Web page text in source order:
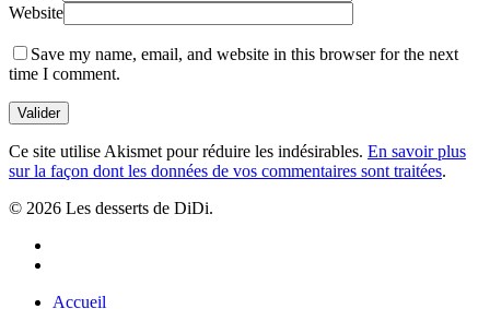
Website
Save my name, email, and website in this browser for the next
time I comment.
Ce site utilise Akismet pour réduire les indésirables. En savoir plus
sur la façon dont les données de vos commentaires sont traitées.
© 2026 Les desserts de DiDi.
Accueil